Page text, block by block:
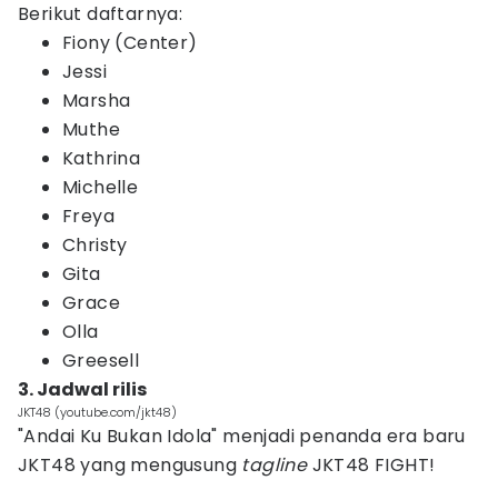
Berikut daftarnya:
Fiony (Center)
Jessi
Marsha
Muthe
Kathrina
Michelle
Freya
Christy
Gita
Grace
Olla
Greesell
3. Jadwal rilis
JKT48 (youtube.com/jkt48)
"Andai Ku Bukan Idola" menjadi penanda era baru
JKT48 yang mengusung taglineJKT48 FIGHT!